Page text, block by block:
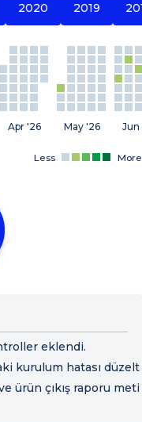
2020 2019
Apr '26 May '26 Jun
Less More
eklendi.
kurulum hatası
ürün çıkış raporu